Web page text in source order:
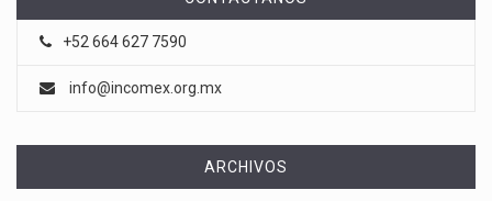
+52 664 627 7590
info@incomex.org.mx
ARCHIVOS